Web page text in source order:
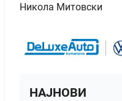
Никола Митовски
НАЈНОВИ